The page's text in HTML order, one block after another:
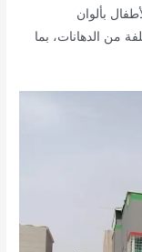
بألوان
من الدهانات، بما